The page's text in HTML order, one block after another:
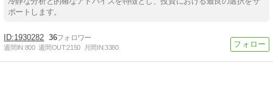
ポートします。
1930282 36
週間IN:800 週間OUT:2150 月間IN:3380